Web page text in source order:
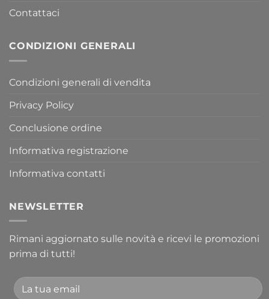
Contattaci
CONDIZIONI GENERALI
Condizioni generali di vendita
Privacy Policy
Conclusione ordine
Informativa registrazione
Informativa contatti
NEWSLETTER
Rimani aggiornato sulle novità e ricevi le promozioni
prima di tutti!